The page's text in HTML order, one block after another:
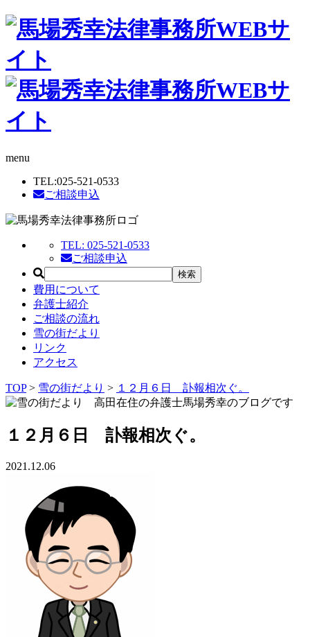
menu
TEL:025-521-0533
ご相談申込
TEL: 025-521-0533
ご相談申込
費用について
弁護士紹介
ご相談の流れ
雪の街だより
リンク
アクセス
TOP> 雪の街だより > １２月６日 訃報相次ぐ。
１２月６日 訃報相次ぐ。
2021.12.06